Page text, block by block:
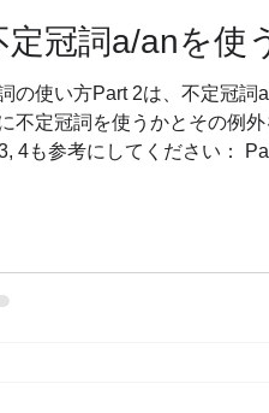
定冠詞a/anを使
の使い方Part 2は、不定冠詞
不定冠詞を使うかとその例
4も参考にしてください：